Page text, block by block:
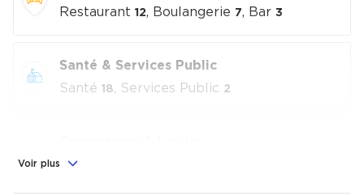
Restaurant 12, Boulangerie 7, Bar 3
Santé & Services Public
Santé 18, Services Public 2
Alimentation
Voir plus